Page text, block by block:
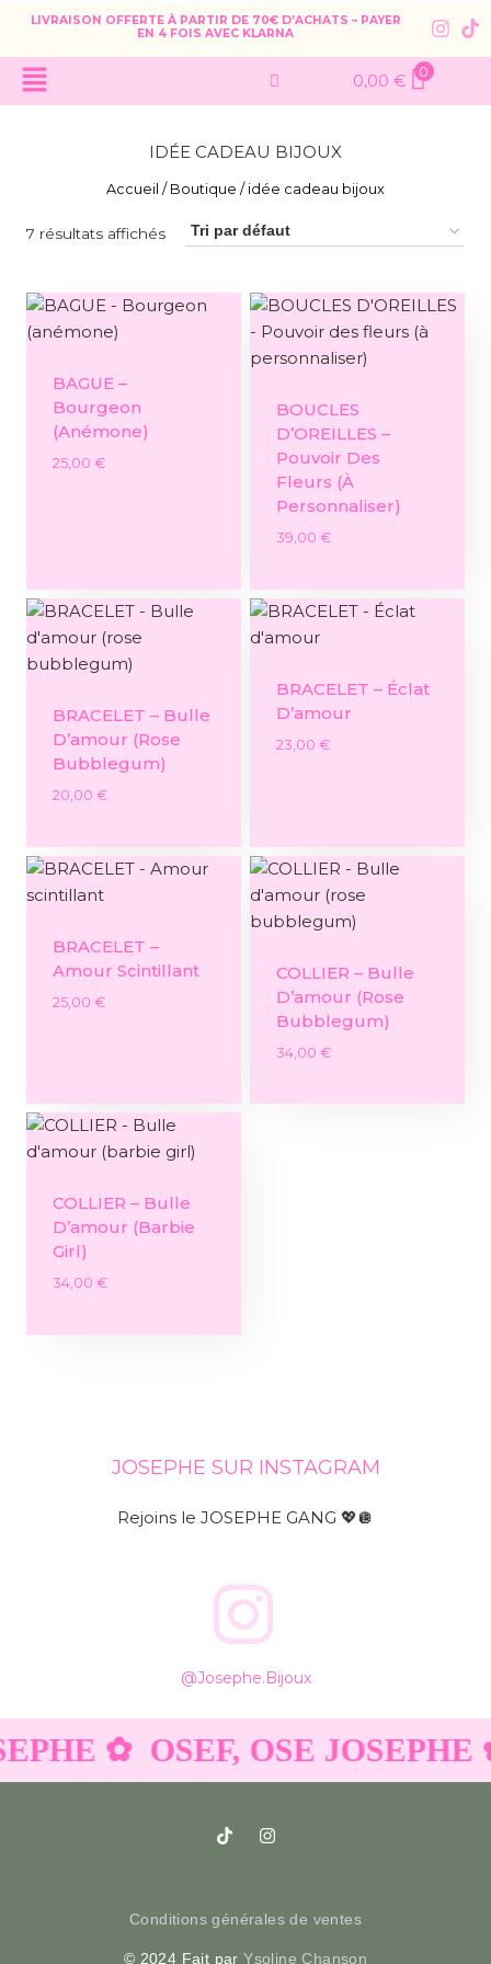
LIVRAISON OFFERTE À PARTIR DE 70€ D’ACHATS – PAYER
EN 4 FOIS AVEC KLARNA
0,00 € 0
IDÉE CADEAU BIJOUX
Accueil / Boutique / idée cadeau bijoux
7 résultats affichés
BAGUE –
Bourgeon
(anémone)
25,00 €
BOUCLES
D’OREILLES –
Pouvoir Des
Fleurs (à
Personnaliser)
39,00 €
BRACELET – Bulle
D’amour (rose
Bubblegum)
20,00 €
BRACELET – Éclat
D’amour
23,00 €
BRACELET –
Amour Scintillant
25,00 €
COLLIER – Bulle
D’amour (rose
Bubblegum)
34,00 €
COLLIER – Bulle
D’amour (barbie
Girl)
34,00 €
JOSEPHE SUR INSTAGRAM
Rejoins le JOSEPHE GANG 💖🪩
@josephe.bijoux
✿ OSEF, OSE JOSEPHE ✿
Conditions générales de ventes
© 2024 Fait parYsoline Chanson